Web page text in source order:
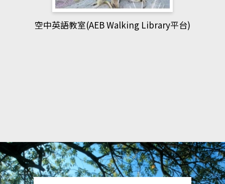
網管人(kono平台)